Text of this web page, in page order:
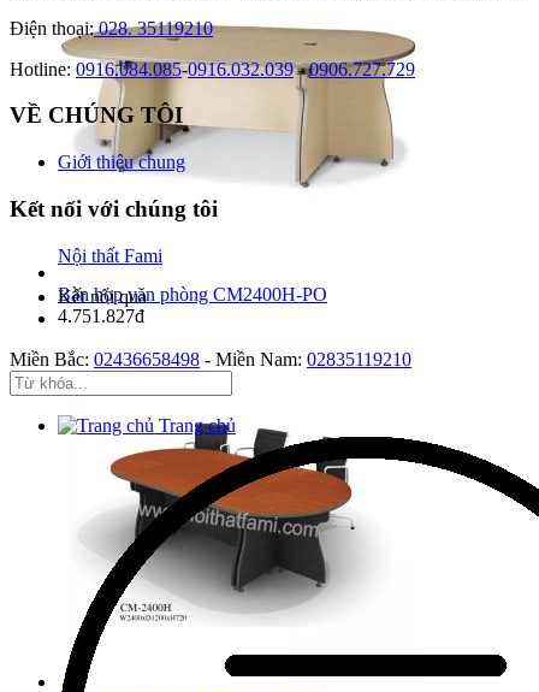
Bàn họp văn phòng CM2400H-PO
4.751.827đ
Điện thoại:028. 35119210
Hotline: 0916.084.085-0916.032.039-0906.727.729
VỀ CHÚNG TÔI
Giới thiệu chung
Kết nối với chúng tôi
Nội thất Fami
Kết nối qua
Miền Bắc: 02436658498 - Miền Nam: 02835119210
Trang chủ